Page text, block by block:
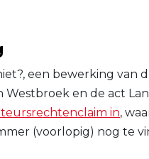
een bewerking van
en de act
in,
(voorlopig) nog te